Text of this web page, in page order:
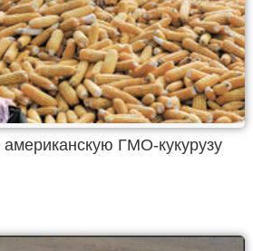
американскую ГМО-кукурузу